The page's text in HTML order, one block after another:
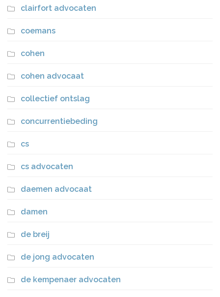
clairfort advocaten
coemans
cohen
cohen advocaat
collectief ontslag
concurrentiebeding
cs
cs advocaten
daemen advocaat
damen
de breij
de jong advocaten
de kempenaer advocaten